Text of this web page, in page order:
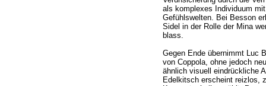
als komplexes Individuum
Gefühlswelten. Bei Besson
Sidel in der Rolle der Mina
blass.
Gegen Ende übernimmt Luc
von Coppola, ohne jedoch
ähnlich visuell eindrückliche
Edelkitsch erscheint reizlos,